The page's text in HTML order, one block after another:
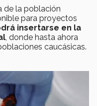
de la población
para proyectos
insertarse en la
, donde hasta ahora
caucásicas.